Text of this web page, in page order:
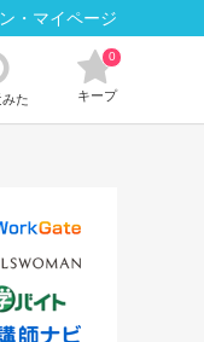
・マイページ
た キープ
0